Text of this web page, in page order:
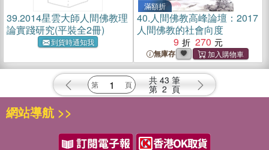
39.2014星雲大師人間佛教理
論實踐研究(平裝全2冊)
到貨時通知我
滿額折
40.人間佛教高峰論壇：2017
人間佛教的社會向度
9
270
無庫存
共 43 筆
第 2 頁
網站導航 >>